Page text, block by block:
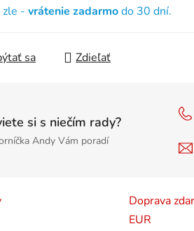
- vrátenie zadarmodo 30 dní.
sa Zdieľať
si s niečím rady?
Andy Vám poradí
Doprava
EUR